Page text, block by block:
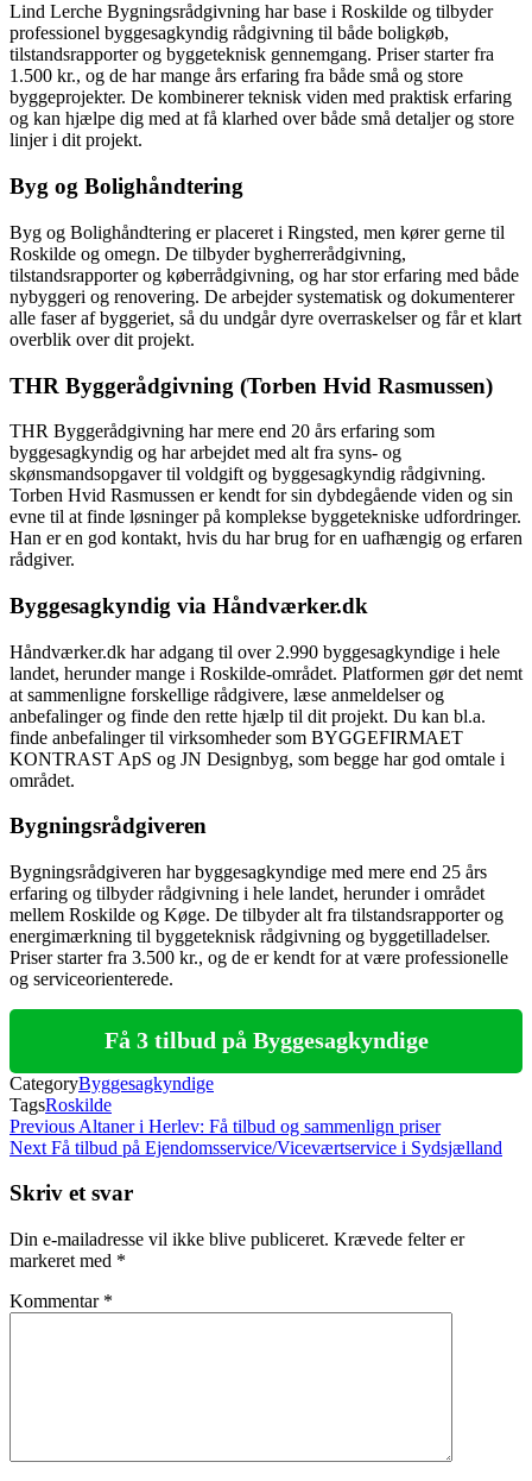
Lind Lerche Bygningsrådgivning har base i Roskilde og tilbyder
professionel byggesagkyndig rådgivning til både boligkøb,
tilstandsrapporter og byggeteknisk gennemgang. Priser starter fra
1.500 kr., og de har mange års erfaring fra både små og store
byggeprojekter. De kombinerer teknisk viden med praktisk erfaring
og kan hjælpe dig med at få klarhed over både små detaljer og store
linjer i dit projekt.
Byg og Bolighåndtering
Byg og Bolighåndtering er placeret i Ringsted, men kører gerne til
Roskilde og omegn. De tilbyder bygherrerådgivning,
tilstandsrapporter og køberrådgivning, og har stor erfaring med både
nybyggeri og renovering. De arbejder systematisk og dokumenterer
alle faser af byggeriet, så du undgår dyre overraskelser og får et klart
overblik over dit projekt.
THR Byggerådgivning (Torben Hvid Rasmussen)
THR Byggerådgivning har mere end 20 års erfaring som
byggesagkyndig og har arbejdet med alt fra syns- og
skønsmandsopgaver til voldgift og byggesagkyndig rådgivning.
Torben Hvid Rasmussen er kendt for sin dybdegående viden og sin
evne til at finde løsninger på komplekse byggetekniske udfordringer.
Han er en god kontakt, hvis du har brug for en uafhængig og erfaren
rådgiver.
Byggesagkyndig via Håndværker.dk
Håndværker.dk har adgang til over 2.990 byggesagkyndige i hele
landet, herunder mange i Roskilde-området. Platformen gør det nemt
at sammenligne forskellige rådgivere, læse anmeldelser og
anbefalinger og finde den rette hjælp til dit projekt. Du kan bl.a.
finde anbefalinger til virksomheder som BYGGEFIRMAET
KONTRAST ApS og JN Designbyg, som begge har god omtale i
området.
Bygningsrådgiveren
Bygningsrådgiveren har byggesagkyndige med mere end 25 års
erfaring og tilbyder rådgivning i hele landet, herunder i området
mellem Roskilde og Køge. De tilbyder alt fra tilstandsrapporter og
energimærkning til byggeteknisk rådgivning og byggetilladelser.
Priser starter fra 3.500 kr., og de er kendt for at være professionelle
og serviceorienterede.
Få 3 tilbud på Byggesagkyndige
CategoryByggesagkyndige
TagsRoskilde
Indlægsnavigation
Previous
Post
Previous Altaner i Herlev: Få tilbud og sammenlign priser
Next
Next Få tilbud på Ejendomsservice/Viceværtservice i Sydsjælland
Skriv et svar
Din e-mailadresse vil ikke blive publiceret. Krævede felter er
markeret med *
Kommentar *